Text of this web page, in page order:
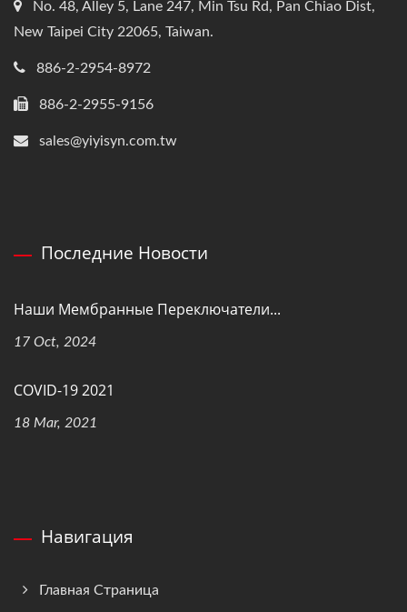
No. 48, Alley 5, Lane 247, Min Tsu Rd, Pan Chiao Dist,
New Taipei City 22065, Taiwan.
886-2-2954-8972
886-2-2955-9156
sales@yiyisyn.com.tw
Последние Новости
Наши Мембранные Переключатели...
17 Oct, 2024
COVID-19 2021
18 Mar, 2021
Навигация
Главная Страница